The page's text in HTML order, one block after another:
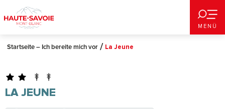
au
contenu
principal
MENÜ
Startseite – Ich bereite mich vor La Jeune
LA JEUNE